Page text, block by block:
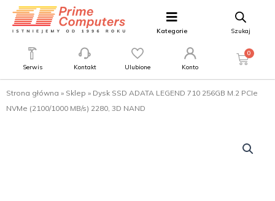
Kategorie Szukaj
Serwis Kontakt Ulubione Konto
0
Strona główna » Sklep » Dysk SSD ADATA LEGEND 710 256GB M.2 PCIe
NVMe (2100/1000 MB/s) 2280, 3D NAND